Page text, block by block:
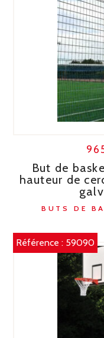
But de
hauteur de
BUTS DE
Référence : 59090